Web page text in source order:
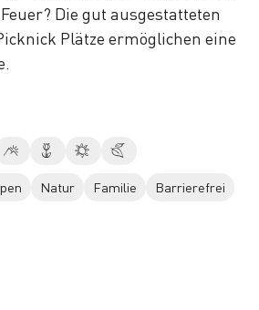
Natur Familie Barrierefrei
Die gut ausgestatteten
Plätze ermöglichen eine